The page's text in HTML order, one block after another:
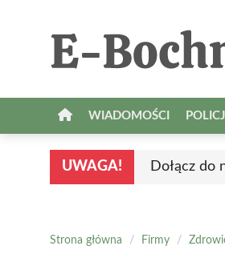
WIADOMOŚCI
UWAGA! Dołącz do
Strona główna / Firmy /